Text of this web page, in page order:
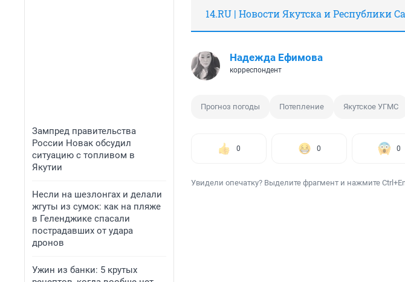
Зампред правительства
России Новак обсудил
ситуацию с топливом в
Якутии
Несли на шезлонгах и делали
жгуты из сумок: как на пляже
в Геленджике спасали
пострадавших от удара
дронов
Ужин из банки: 5 крутых
14.RU | Новости Якутска и Республики
Надежда Ефимова
корреспондент
Прогноз погоды Потепление Якутское УГМС
0 0 0
Увидели опечатку? Выделите фрагмент и нажмите